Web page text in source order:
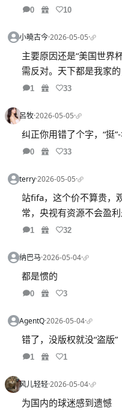
0 10
小曉古今·2026-05-05·
主要原因还是“美国世界
需反对。天下都是我家的
1 33
呂牧·2026-05-05·
纠正你用错了个字，“挺”-
0 33
terry·2026-05-05·
站fifa，这个价不算贵，
常，央视有资源不会盈
1 32
纳巴马·2026-05-04·
都是惯的
0 3
AgentQ·2026-05-04·
错了，没版权就没“盗版”
1 1
风儿轻轻·2026-05-04·
为国内的球迷感到遗憾